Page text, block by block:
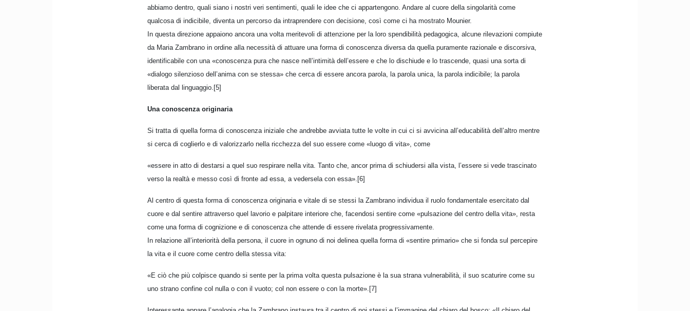
abbiamo dentro, quali siano i nostri veri sentimenti, quali le idee che ci appartengono. Andare al cuore della singolarità come
qualcosa di indicibile, diventa un percorso da intraprendere con decisione, così come ci ha mostrato Mounier.
In questa direzione appaiono ancora una volta meritevoli di attenzione per la loro spendibilità pedagogica, alcune rilevazioni compiute
da Maria Zambrano in ordine alla necessità di attuare una forma di conoscenza diversa da quella puramente razionale e discorsiva,
identificabile con una «conoscenza pura che nasce nell’intimità dell’essere e che lo dischiude e lo trascende, quasi una sorta di
«dialogo silenzioso dell’anima con se stessa» che cerca di essere ancora parola, la parola unica, la parola indicibile; la parola
liberata dal linguaggio.[5]
Una conoscenza originaria
Si tratta di quella forma di conoscenza iniziale che andrebbe avviata tutte le volte in cui ci si avvicina all’educabilità dell’altro mentre
si cerca di coglierlo e di valorizzarlo nella ricchezza del suo essere come «luogo di vita», come
«essere in atto di destarsi a quel suo respirare nella vita. Tanto che, ancor prima di schiudersi alla vista, l’essere si vede trascinato
verso la realtà e messo così di fronte ad essa, a vedersela con essa».[6]
Al centro di questa forma di conoscenza originaria e vitale di se stessi la Zambrano individua il ruolo fondamentale esercitato dal
cuore e dal sentire attraverso quel lavorio e palpitare interiore che, facendosi sentire come «pulsazione del centro della vita», resta
come una forma di cognizione e di conoscenza che attende di essere rivelata progressivamente.
In relazione all’interiorità della persona, il cuore in ognuno di noi delinea quella forma di «sentire primario» che si fonda sul percepire
la vita e il cuore come centro della stessa vita:
«E ciò che più colpisce quando si sente per la prima volta questa pulsazione è la sua strana vulnerabilità, il suo scaturire come su
uno strano confine col nulla o con il vuoto; col non essere o con la morte».[7]